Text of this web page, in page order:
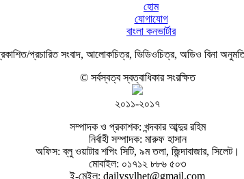
হোম
যোগাযোগ
বাংলা কনভার্টার
প্রচারিত সংবাদ, আলোকচিত্র, ভিডিওচিত্র, অডিও বিনা
© সর্বস্বত্ব স্বত্বাধিকার সংরক্ষিত
২০১১-২০১৭
সম্পাদক ও প্রকাশক: খন্দকার আব্দুর রহিম
নির্বাহী সম্পাদক: মারুফ হাসান
অফিস: ব্লু ওয়াটার শপিং সিটি, ৯ম তলা, জিন্দাবাজার, সিলেট।
মোবাইল: ০১৭১২ ৮৮৬ ৫০৩
ই-মেইল: dailysylhet@gmail.com